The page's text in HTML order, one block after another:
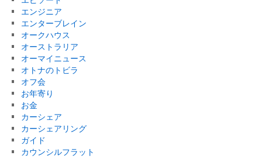
エンジニア
エンターブレイン
オークハウス
オーストラリア
オーマイニュース
オトナのトビラ
オフ会
お年寄り
お金
カーシェア
カーシェアリング
ガイド
カウンシルフラット